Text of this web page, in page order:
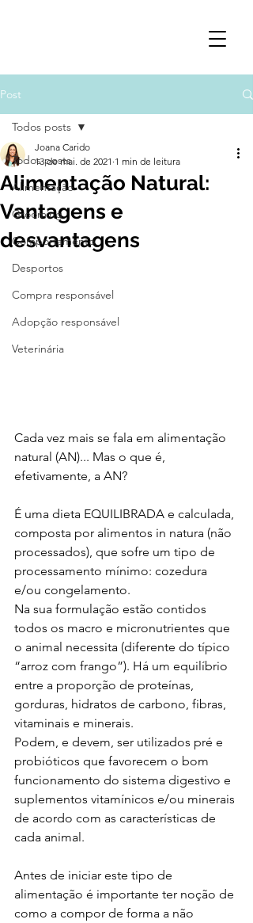
Post
Todos posts
Alimentação
Grooming
Comportamento
Desportos
Compra responsável
Adopção responsável
Veterinária
Todos posts
Alimentação Natural:
Vantagens e
desvantagens
Joana Carido
13 de mai. de 2021 1 min de leitura
Cada vez mais se fala em alimentação
natural (AN)... Mas o que é,
efetivamente, a AN?
É uma dieta EQUILIBRADA e calculada,
composta por alimentos in natura (não
processados), que sofre um tipo de
processamento mínimo: cozedura
e/ou congelamento.
Na sua formulação estão contidos
todos os macro e micronutrientes que
o animal necessita (diferente do típico
“arroz com frango”). Há um equilíbrio
entre a proporção de proteínas,
gorduras, hidratos de carbono, fibras,
vitaminais e minerais.
Podem, e devem, ser utilizados pré e
probióticos que favorecem o bom
funcionamento do sistema digestivo e
suplementos vitamínicos e/ou minerais
de acordo com as características de
cada animal.
Antes de iniciar este tipo de
alimentação é importante ter noção de
como a compor de forma a não